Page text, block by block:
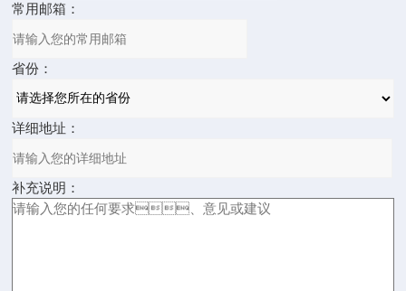
常用邮箱：
省份：
详细地址：
补充说明：